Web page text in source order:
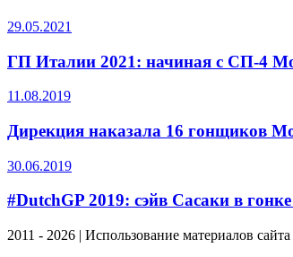
29.05.2021
ГП Италии 2021: начиная с СП-4
11.08.2019
Дирекция наказала 16 гонщиков
30.06.2019
#DutchGP 2019: сэйв Сасаки в
2011 - 2026 | Использование материалов